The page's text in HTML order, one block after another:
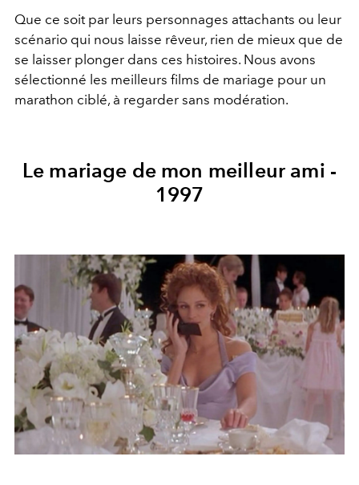
Que ce soit par leurs personnages attachants ou leur
scénario qui nous laisse rêveur, rien de mieux que de
se laisser plonger dans ces histoires. Nous avons
sélectionné les meilleurs films de mariage pour un
marathon ciblé, à regarder sans modération.
Le mariage de mon meilleur ami -
1997